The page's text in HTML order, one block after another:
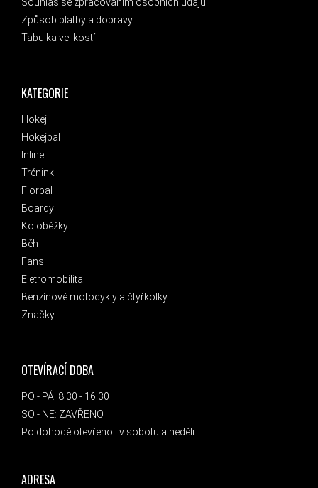
KATEGORIE
Hokej
Hokejbal
Inline
Trénink
Florbal
Boardy
Koloběžky
Běh
Fans
Eletromobilita
Benzínové motocykly a čtyřkolky
Značky
Způsob platby a dopravy
Tabulka velikostí
OTEVÍRACÍ DOBA
PO - PÁ: 8:30 - 16:30
SO - NE: ZAVŘENO
Po dohodě otevřeno i v sobotu a neděli.
ADRESA